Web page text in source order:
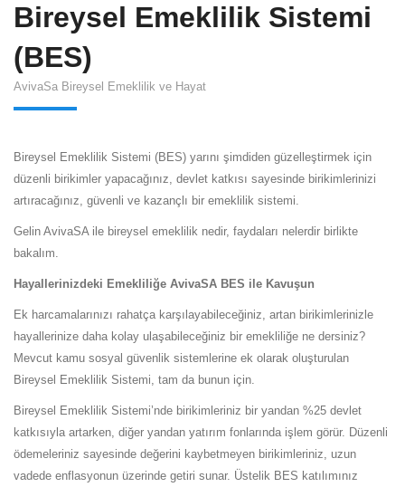
Bireysel Emeklilik Sistemi
(BES)
AvivaSa Bireysel Emeklilik ve Hayat
Bireysel Emeklilik Sistemi (BES) yarını şimdiden güzelleştirmek için
düzenli birikimler yapacağınız, devlet katkısı sayesinde birikimlerinizi
artıracağınız, güvenli ve kazançlı bir emeklilik sistemi.
Gelin AvivaSA ile bireysel emeklilik nedir, faydaları nelerdir birlikte
bakalım.
Hayallerinizdeki Emekliliğe AvivaSA BES ile Kavuşun
Ek harcamalarınızı rahatça karşılayabileceğiniz, artan birikimlerinizle
hayallerinize daha kolay ulaşabileceğiniz bir emekliliğe ne dersiniz?
Mevcut kamu sosyal güvenlik sistemlerine ek olarak oluşturulan
Bireysel Emeklilik Sistemi, tam da bunun için.
Bireysel Emeklilik Sistemi’nde birikimleriniz bir yandan %25 devlet
katkısıyla artarken, diğer yandan yatırım fonlarında işlem görür. Düzenli
ödemeleriniz sayesinde değerini kaybetmeyen birikimleriniz, uzun
vadede enflasyonun üzerinde getiri sunar. Üstelik BES katılımınız